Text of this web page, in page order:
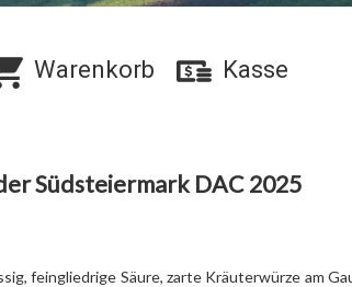
Warenkorb Kasse
Südsteiermark DAC 2025
feingliedrige Säure, zarte Kräuterwürze am